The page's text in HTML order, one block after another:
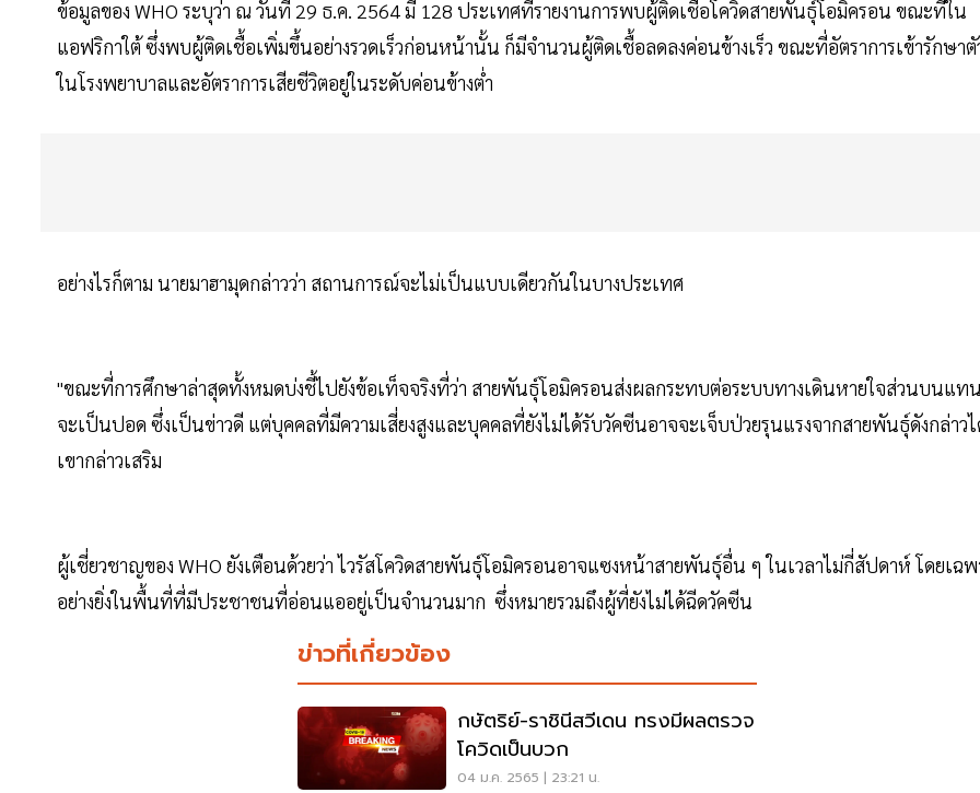
ข้อมูลของ WHO ระบุว่า ณ วันที่ 29 ธ.ค. 2564 มี 128 ประเทศที่รายงานการพบผู้ติดเชื้อโควิดสายพันธุ์โอมิครอน ขณะที่ใน
แอฟริกาใต้ ซึ่งพบผู้ติดเชื้อเพิ่มขึ้นอย่างรวดเร็วก่อนหน้านั้น ก็มีจำนวนผู้ติดเชื้อลดลงค่อนข้างเร็ว ขณะที่อัตราการเข้ารักษาตั
ในโรงพยาบาลและอัตราการเสียชีวิตอยู่ในระดับค่อนข้างต่ำ
อย่างไรก็ตาม นายมาฮามุดกล่าวว่า สถานการณ์จะไม่เป็นแบบเดียวกันในบางประเทศ
"ขณะที่การศึกษาล่าสุดทั้งหมดบ่งชี้ไปยังข้อเท็จจริงที่ว่า สายพันธุ์โอมิครอนส่งผลกระทบต่อระบบทางเดินหายใจส่วนบนแท
จะเป็นปอด ซึ่งเป็นข่าวดี แต่บุคคลที่มีความเสี่ยงสูงและบุคคลที่ยังไม่ได้รับวัคซีนอาจจะเจ็บป่วยรุนแรงจากสายพันธุ์ดังกล่าว
เขากล่าวเสริม
ผู้เชี่ยวชาญของ WHO ยังเตือนด้วยว่า ไวรัสโควิดสายพันธุ์โอมิครอนอาจแซงหน้าสายพันธุ์อื่น ๆ ในเวลาไม่กี่สัปดาห์ โดยเฉ
อย่างยิ่งในพื้นที่ที่มีประชาชนที่อ่อนแออยู่เป็นจำนวนมาก ซึ่งหมายรวมถึงผู้ที่ยังไม่ได้ฉีดวัคซีน
ข่าวที่เกี่ยวข้อง
กษัตริย์-ราชินีสวีเดน ทรงมีผลตรวจ
โควิดเป็นบวก
04 ม.ค. 2565 | 23:21 น.